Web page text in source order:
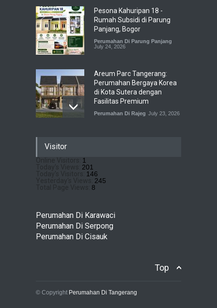
Pesona Kahuripan 18 -
Rumah Subsidi di Parung
Panjang, Bogor
Perumahan Di Parung Panjang
July 24, 2026
Areum Parc Tangerang:
Perumahan Bergaya Korea
di Kota Sutera dengan
Fasilitas Premium
Perumahan Di Rajeg July 23, 2026
July 22, 2026
Pricelistnya Disini Ya!
Perumahan di Cirendeu
July 3, 2026
Visitor
1
201
146
245
8
Perumahan Di Karawaci
Perumahan Di Serpong
Perumahan Di Cisauk
Top
© Copyright Perumahan Di Tangerang